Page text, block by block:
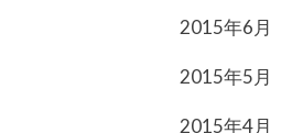
2015年6月
2015年5月
2015年4月